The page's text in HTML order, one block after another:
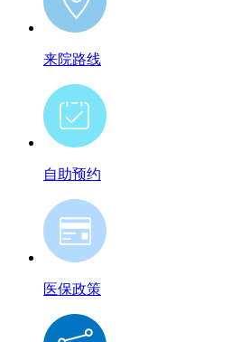
来院路线
自助预约
医保政策